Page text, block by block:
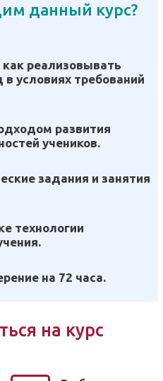
данный курс?
как реализовывать
условиях требований
развития
учеников.
задания и занятия
технологии
на 72 часа.
на курс